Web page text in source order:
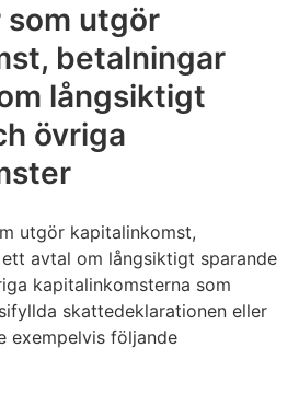
som utgör
betalningar
långsiktigt
övriga
utgör kapitalinkomst,
avtal om långsiktigt sparande
kapitalinkomsterna som
skattedeklarationen eller
exempelvis följande